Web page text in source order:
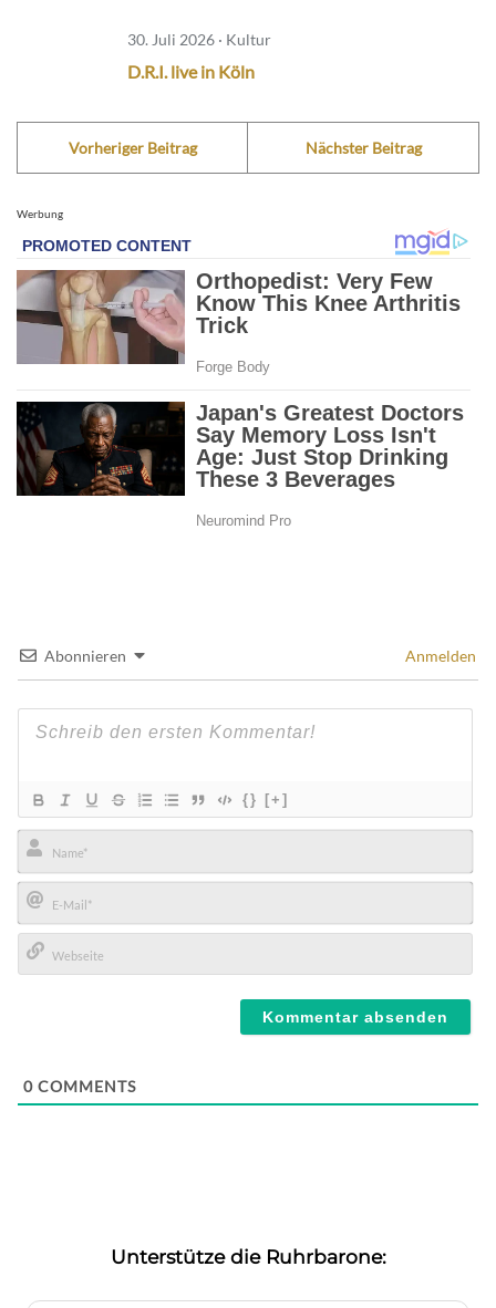
30. Juli 2026 · Kultur
D.R.I. live in Köln
Vorheriger Beitrag Nächster Beitrag
Werbung
Abonnieren Anmelden
{} [+]
Name*
E-
Mail*
0 COMMENTS
Unterstütze die Ruhrbarone: